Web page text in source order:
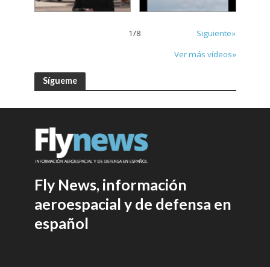
1/8
Siguiente»
Ver más vídeos»
Sígueme
Fly News, información
aeroespacial y de defensa en
español